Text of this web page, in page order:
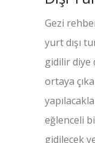
Gezi
yurt dışı
gidilir
ortaya
eğlenceli
gidilecek